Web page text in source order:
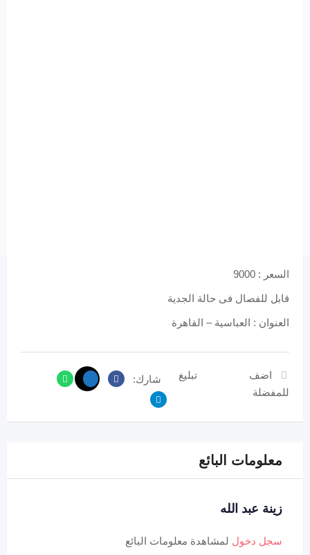
السعر : 9000
قابل للفصال فى حالة الجدية
العنوان : العباسية – القاهرة
اضف
للمفضلة
تبليغ شارك:
معلومات البائع
زينة عبد الله
سجل دخول لمشاهدة معلومات البائع